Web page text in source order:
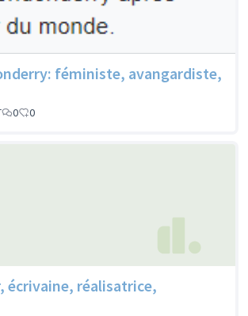
féministe, avangardiste,
0 0
écrivaine, réalisatrice,